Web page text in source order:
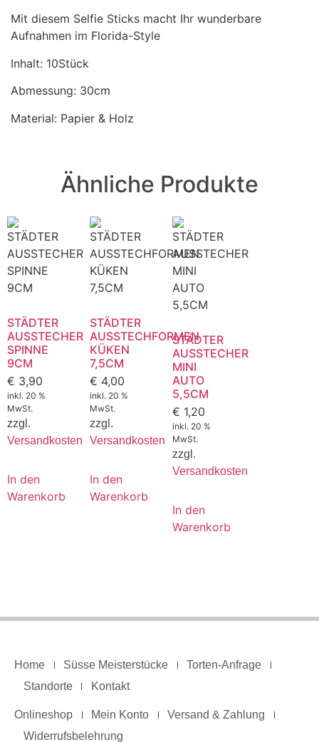
Mit diesem Selfie Sticks macht Ihr wunderbare
Aufnahmen im Florida-Style
Inhalt: 10Stück
Abmessung: 30cm
Material: Papier & Holz
Ähnliche Produkte
STÄDTER
AUSSTECHER
SPINNE
9CM
€ 3,90
inkl. 20 %
MwSt.
zzgl.
Versandkosten
In den
Warenkorb
STÄDTER
AUSSTECHFORMEN
KÜKEN
7,5CM
€ 4,00
inkl. 20 %
MwSt.
zzgl.
Versandkosten
In den
Warenkorb
STÄDTER
AUSSTECHER
MINI
AUTO
5,5CM
€ 1,20
inkl. 20 %
MwSt.
zzgl.
Versandkosten
In den
Warenkorb
Home Süsse Meisterstücke
Torten-Anfrage
Standorte
Kontakt
Onlineshop Mein Konto
Versand & Zahlung
Widerrufsbelehrung